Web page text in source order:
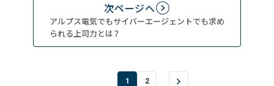
次ページへ
アルプス電気でもサイバーエージェントでも求め
られる上司力とは？
1 2